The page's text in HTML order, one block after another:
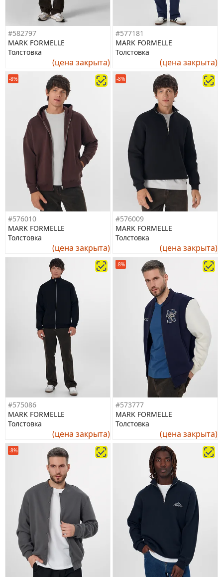
#582797
MARK FORMELLE
Толстовка
(цена закрыта)
#577181
MARK FORMELLE
Толстовка
(цена закрыта)
-8%
#576010
MARK FORMELLE
Толстовка
(цена закрыта)
-8%
#576009
MARK FORMELLE
Толстовка
(цена закрыта)
#575086
MARK FORMELLE
Толстовка
(цена закрыта)
-8%
#573777
MARK FORMELLE
Толстовка
(цена закрыта)
-8%